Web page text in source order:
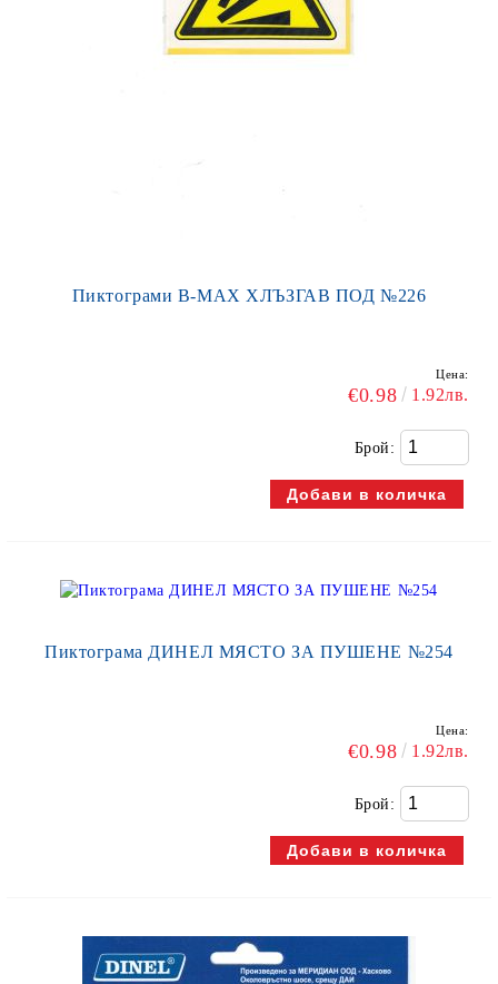
Пиктограми В-МАХ ХЛЪЗГАВ ПОД №226
Цена:
€0.98 1.92лв.
Брой:
Пиктограма ДИНЕЛ МЯСТО ЗА ПУШЕНЕ №254
Цена:
€0.98 1.92лв.
Брой: